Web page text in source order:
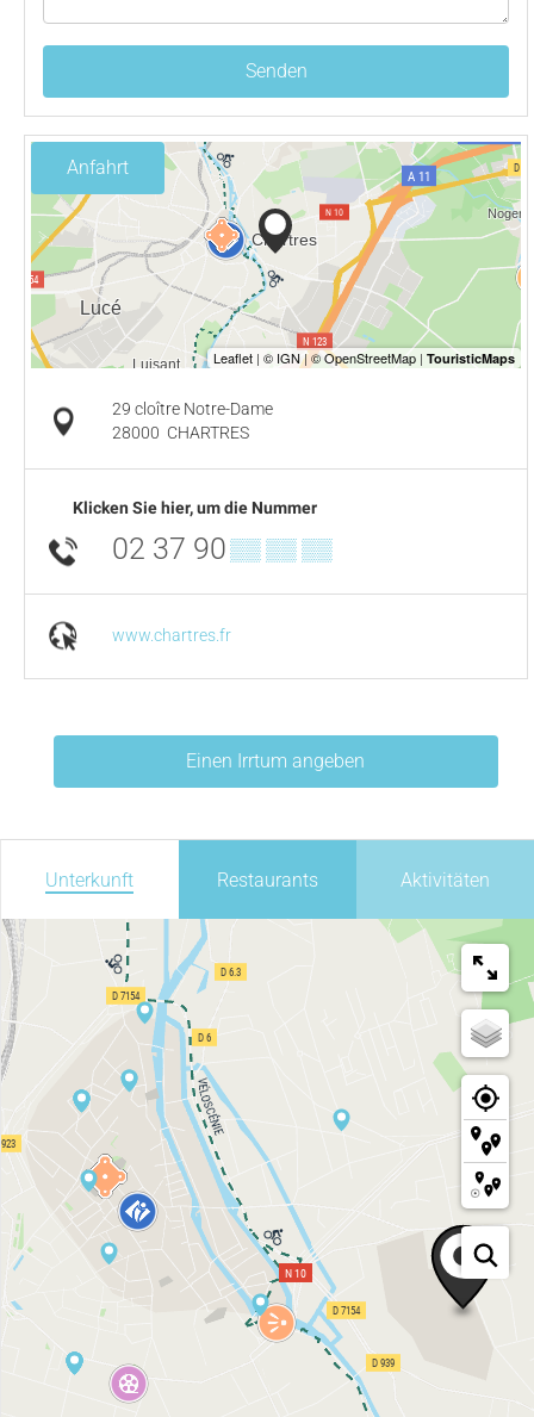
Senden
Anfahrt
29 cloître Notre-Dame
28000 CHARTRES
Klicken Sie hier, um die Nummer
02 37 90 ▒▒ ▒▒ ▒▒
www.chartres.fr
Einen Irrtum angeben
Unterkunft Restaurants Aktivitäten